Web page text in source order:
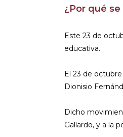
¿Por qué
Este 23 de
educativa.
El 23 de
Dionisio
Dicho
Gallardo, y a la